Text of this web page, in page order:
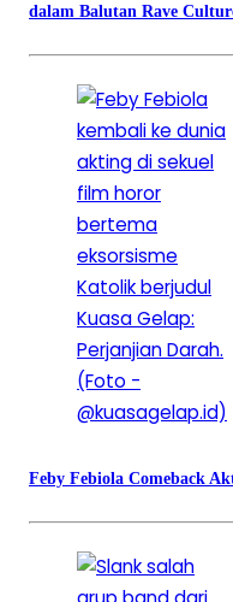
dalam Balutan Rave
Feby Febiola Comeback